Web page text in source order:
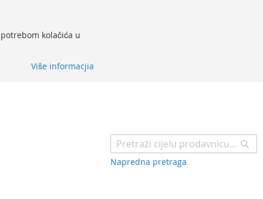
kolačića u
Više informacjia
Napredna pretraga